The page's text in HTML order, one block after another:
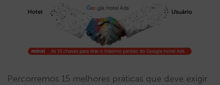
Percorremos 15 melhores práticas que deve exigir